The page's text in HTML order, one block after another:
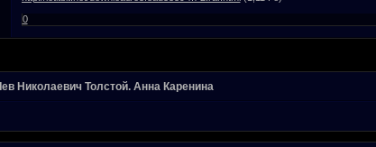
0
Николаевич Толстой. Анна Каренина